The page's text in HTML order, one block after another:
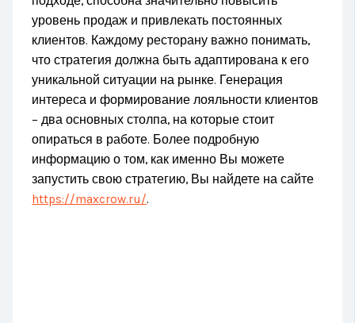
уровень продаж и привлекать постоянных
клиентов. Каждому ресторану важно понимать,
что стратегия должна быть адаптирована к его
уникальной ситуации на рынке. Генерация
интереса и формирование лояльности клиентов
– два основных столпа, на которые стоит
опираться в работе. Более подробную
информацию о том, как именно Вы можете
запустить свою стратегию, Вы найдете на сайте
https://maxcrow.ru/.